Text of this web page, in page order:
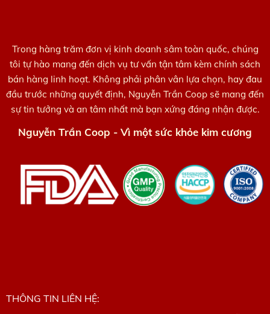
Trong hàng trăm đơn vị kinh doanh sâm toàn quốc, chúng
tôi tự hào mang đến dịch vụ tư vấn tận tâm kèm chính sách
bán hàng linh hoạt. Không phải phân vân lựa chọn, hay đau
đầu trước những quyết định, Nguyễn Trần Coop sẽ mang đến
sự tin tưởng và an tâm nhất mà bạn xứng đáng nhận được.
Nguyễn Trần Coop - Vì một sức khỏe kim cương
THÔNG TIN LIÊN HỆ: